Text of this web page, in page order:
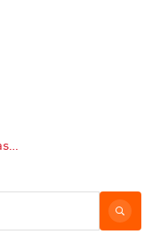
Tag: Rekomendasi Merk Case HP